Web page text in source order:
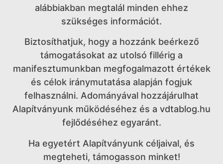
alábbiakban megtalál minden ehhez
szükséges információt.
Biztosíthatjuk, hogy a hozzánk beérkező
támogatásokat az utolsó fillérig a
manifesztumunkban megfogalmazott értékek
és célok iránymutatása alapján fogjuk
felhasználni. Adományával hozzájárulhat
Alapítványunk működéséhez és a vdtablog.hu
fejlődéséhez egyaránt.
Ha egyetért Alapítványunk céljaival, és
megteheti, támogasson minket!